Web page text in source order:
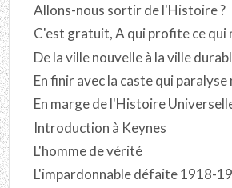
Allons-nous sortir de l'Histoire ?
C'est gratuit, A qui profite ce qui
De la ville nouvelle à la ville
En finir avec la caste qui
En marge de l'Histoire
Introduction à Keynes
L'homme de vérité
L'impardonnable défaite 1918-